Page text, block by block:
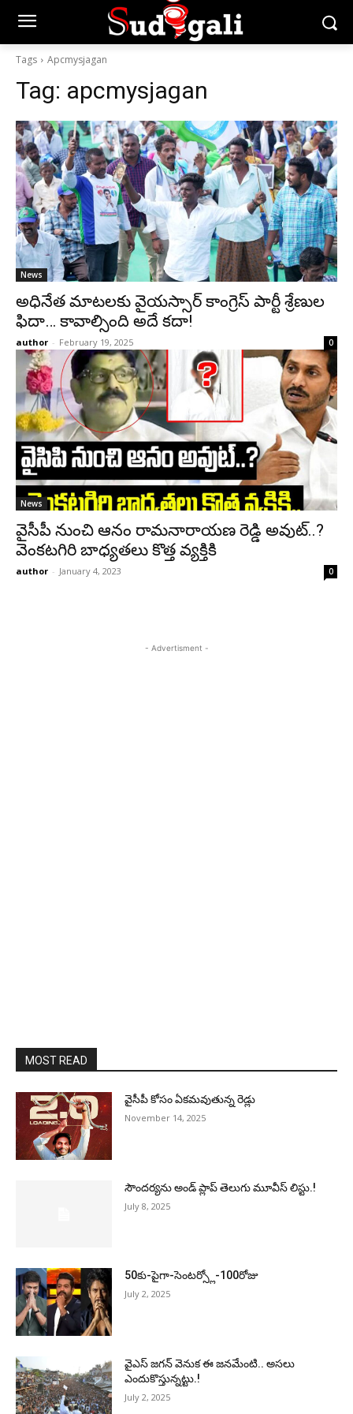
Tags Apcmysjagan
Tag: apcmysjagan
News
అధినేత మాటలకు వైయస్సార్ కాంగ్రెస్ పార్టీ శ్రేణుల
ఫిదా… కావాల్సింది అదే కదా!
author - February 19, 2025 0
News
వైసీపీ నుంచి ఆనం రామనారాయణ రెడ్డి అవుట్..?
వెంకటగిరి బాధ్యతలు కొత్త వ్యక్తికి
author - January 4, 2023 0
- Advertisment -
MOST READ
వైసీపీ కోసం ఏక‌మ‌వుతున్న రెడ్లు
November 14, 2025
సౌందర్యను అండ్‌ ప్లాప్‌ తెలుగు మూవీస్‌ లిస్టు.!
July 8, 2025
50కు-పైగా-సెంటర్స్లో-100రోజు
July 2, 2025
వైఎస్‌ జగన్‌ వెనుక ఈ జనమేంటి.. అసలు
ఎందుకొస్తున్నట్టు.!
July 2, 2025